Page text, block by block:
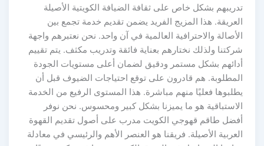
تدريبهم بشكل خاص على ثقافة الضيافة الكويتية الأصيلة
العريقة. هذا المزيج الفريد يضمن تقديم خدمة تجمع بين
الأصالة والاحترافية العالمية في آن واحد. نحن نعتبرهم واجهة
شركتنا ولذلك نختارهم بعناية فائقة وتدريب مكثف. يتم تقييم
أدائهم بشكل مستمر ودقيق لضمان أعلى مستويات الجودة
المطلوبة. هم قادرون على توقع احتياجات الضيوف قبل أن
يطلبوها فعليًا منهم مباشرة. هذا المستوى الرفيع من الخدمة
الاستباقية هو ما يميزنا بشكل كبير ومحسوس. نحن نوفر
أفضل طاقم قهوجي الكويت مدرب على أصول تقديم القهوة
العربية الأصيلة. فريقنا هو العنصر الأهم والرئيسي في معادلة